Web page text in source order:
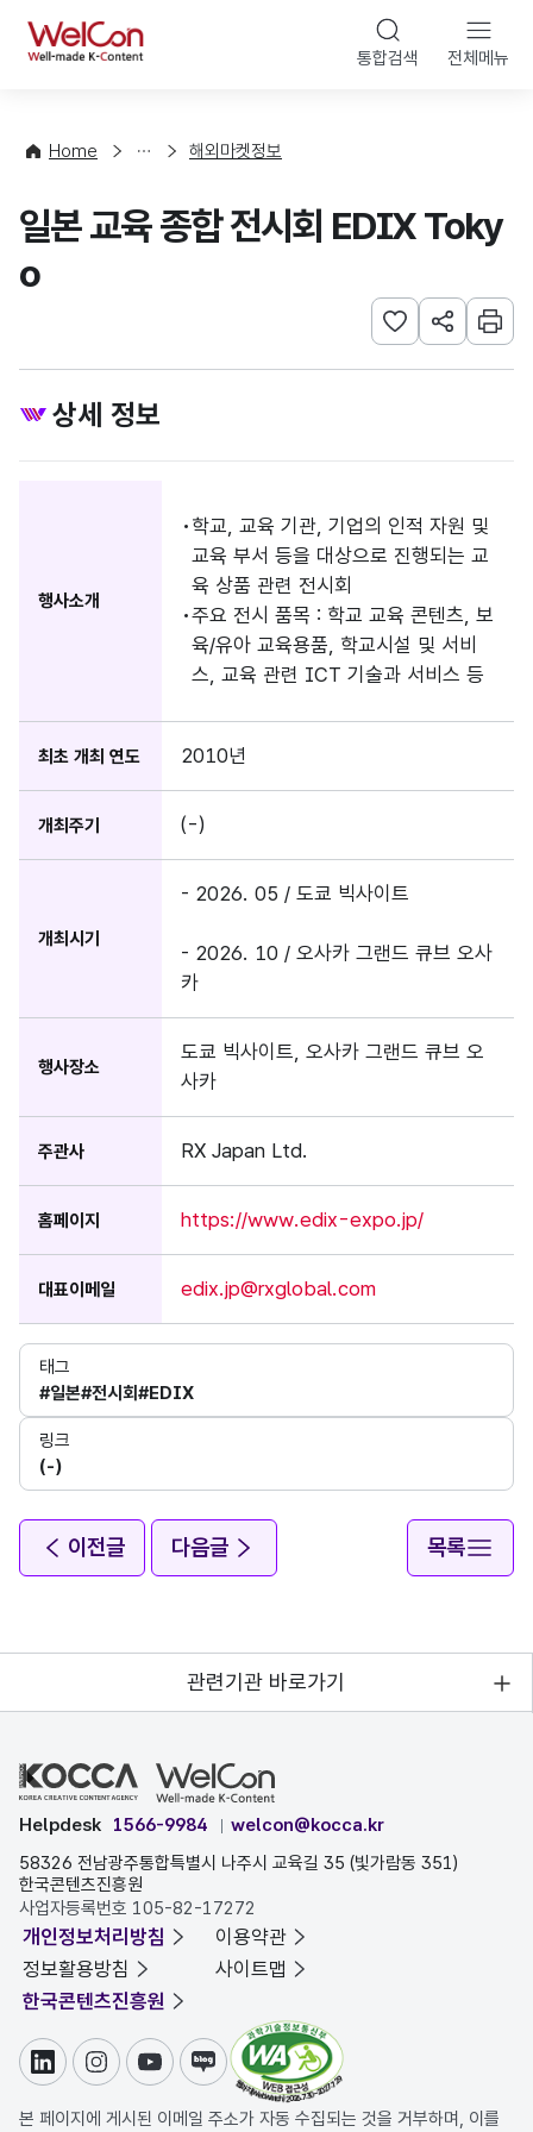
WelCon 통합검색 전체메뉴
Home
사
청
해외마켓정보
일본 교육 종합 전시회 EDIX Toky
o
관심사 등록하기
URL 공유하
인쇄
상세 정보
행사소개
학교, 교육 기관, 기업의 인적 자원 및
교육 부서 등을 대상으로 진행되는 교
육 상품 관련 전시회
주요 전시 품목 : 학교 교육 콘텐츠, 보
육/유아 교육용품, 학교시설 및 서비
스, 교육 관련 ICT 기술과 서비스 등
최초 개최 연도 2010년
개최주기 (-)
개최시기
- 2026. 05 / 도쿄 빅사이트
- 2026. 10 / 오사카 그랜드 큐브 오사
카
행사장소
도쿄 빅사이트, 오사카 그랜드 큐브 오
사카
주관사 RX Japan Ltd.
홈페이지 https://www.edix-expo.jp/
대표이메일 edix.jp@rxglobal.com
태그
#일본#전시회#EDIX
링크
(-)
이전글 다음글 목록
관련기관 바로가기
Helpdesk 1566-9984
welcon@kocca.kr
58326 전남광주통합특별시 나주시 교육길 35 (빛가람동 351)
한국콘텐츠진흥원
사업자등록번호 105-82-17272
개인정보처리방침
이용약관
정보활용방침
사이트맵
한국콘텐츠진흥원
링크드인인스타그램
유튜브블로그
본 페이지에 게시된 이메일 주소가 자동 수집되는 것을 거부하며, 이를